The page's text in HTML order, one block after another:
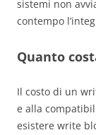
sistemi non
contempo
Quanto
Il costo di un
e alla
esistere write